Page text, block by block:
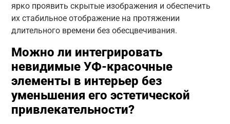
ярко проявить скрытые изображения и обеспечить
их стабильное отображение на протяжении
длительного времени без обесцвечивания.
Можно ли интегрировать
невидимые УФ-красочные
элементы в интерьер без
уменьшения его эстетической
привлекательности?